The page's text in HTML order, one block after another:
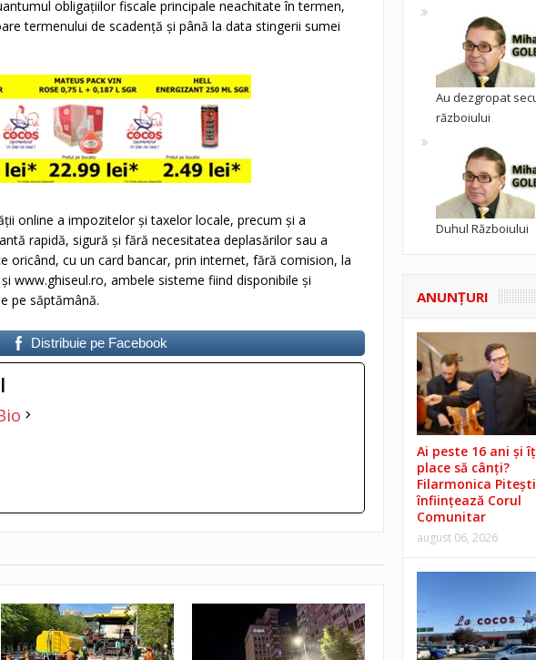
obligaţiilor fiscale principale neachitate în termen,
termenului de scadenţă şi până la data stingerii sumei
online a impozitelor şi taxelor locale, precum și a
rapidă, sigură și fără necesitatea deplasărilor sau a
oricând, cu un card bancar, prin internet, fără comision, la
www.ghiseul.ro, ambele sisteme fiind disponibile şi
pe săptămână.
Distribuie pe Facebook
Au dezgropat
războiului
Duhul Războiului
ANUNŢURI
Ai peste 16 ani și
place să cânți?
Filarmonica Pitești
înființează Corul
Comunitar
august 06, 2026